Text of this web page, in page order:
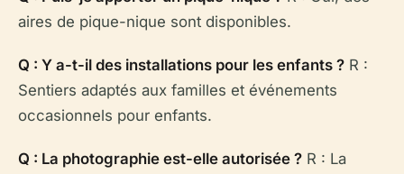
aires de pique-nique sont disponibles.
Q : Y a-t-il des installations pour les enfants ? R :
Sentiers adaptés aux familles et événements
occasionnels pour enfants.
Q : La photographie est-elle autorisée ? R : La